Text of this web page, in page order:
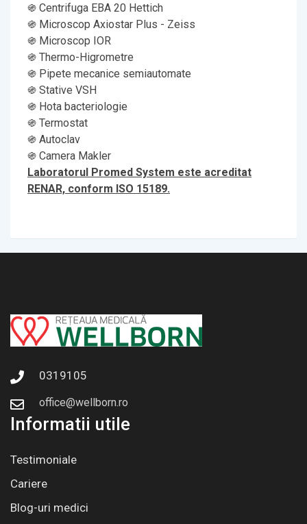
֍ Centrifuga EBA 20 Hettich
֍ Microscop Axiostar Plus - Zeiss
֍ Microscop IOR
֍ Thermo-Higrometre
֍ Pipete mecanice semiautomate
֍ Stative VSH
֍ Hota bacteriologie
֍ Termostat
֍ Autoclav
֍ Camera Makler
Laboratorul Promed System este acreditat
RENAR, conform ISO 15189.
0319105
office@wellborn.ro
Informatii utile
Testimoniale
Cariere
Blog-uri medici